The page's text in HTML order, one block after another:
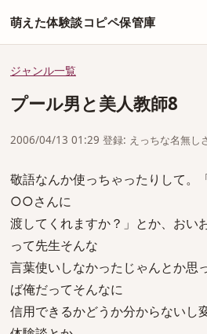
萌えた体験談コピペ保管庫
ジャンル一覧
プール男と美人教師8
2006/04/13 01:29 登録: えっちな名無し
敬語なんか使っちゃったりして
○○さんに
渡してくれますか？」とか、おい
って先生そんな
言葉使いしなかったじゃんとか思
ば俺だってそんなに
信用できるかどうか分からないし